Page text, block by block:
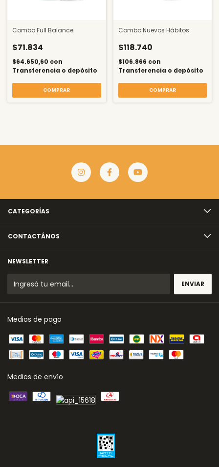
Combo Full Balance
$71.834
$64.650,60 con
Transferencia o depósito
COMPRAR
Combo Nuevos Hábitos
$118.740
$106.866 con
Transferencia o depósito
CATEGORÍAS
CONTACTÁNOS
NEWSLETTER
Medios de pago
Medios de envío